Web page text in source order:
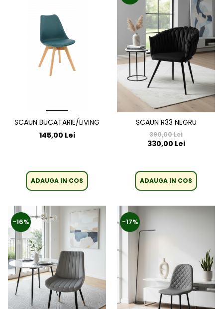
SCAUN BUCATARIE/LIVING
145,00 Lei
ADAUGA IN COS
SCAUN R33 NEGRU
390,00 Lei
330,00 Lei
ADAUGA IN COS
-16% -17%